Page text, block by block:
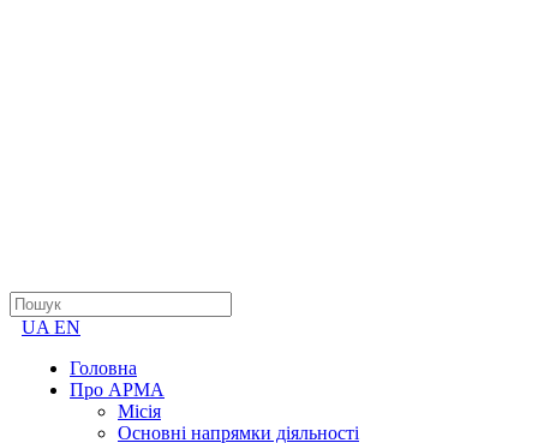
UA EN
Головна
Про АРМА
Місія
Основні напрямки діяльності